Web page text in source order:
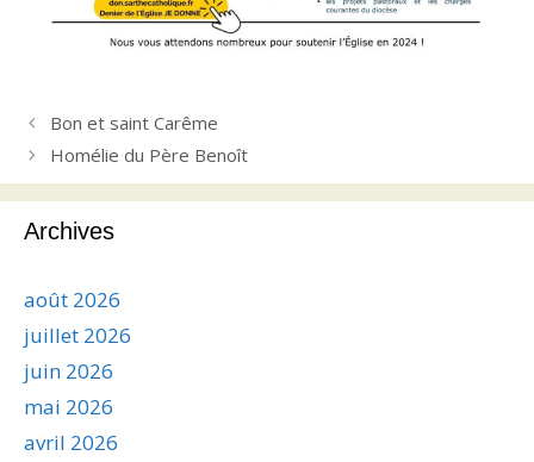
Bon et saint Carême
Homélie du Père Benoît
Archives
août 2026
juillet 2026
juin 2026
mai 2026
avril 2026